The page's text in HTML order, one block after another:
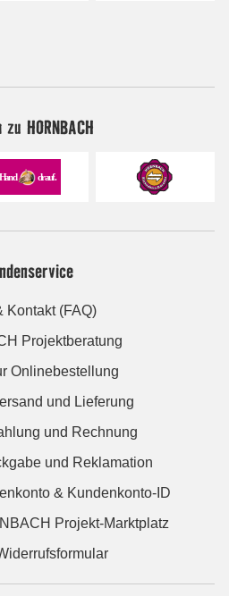
HORNBACH
Kontakt (FAQ)
Projektberatung
Onlinebestellung
und Lieferung
und Rechnung
und Reklamation
& Kundenkonto-ID
Projekt-Marktplatz